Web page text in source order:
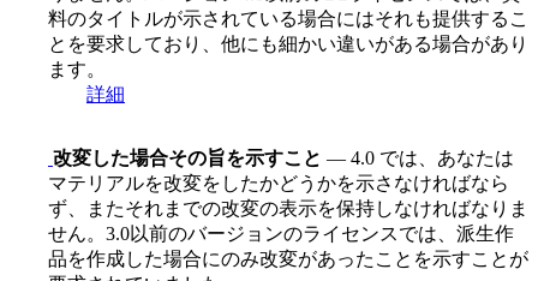
料のタイトルが示されている場合にはそれも提供するこ
とを要求しており、他にも細かい違いがある場合があり
ます。
詳細
改変した場合その旨を示すこと — 4.0 では、あなたは
マテリアルを改変をしたかどうかを示さなければなら
ず、またそれまでの改変の表示を保持しなければなりま
せん。3.0以前のバージョンのライセンスでは、派生作
品を作成した場合にのみ改変があったことを示すことが